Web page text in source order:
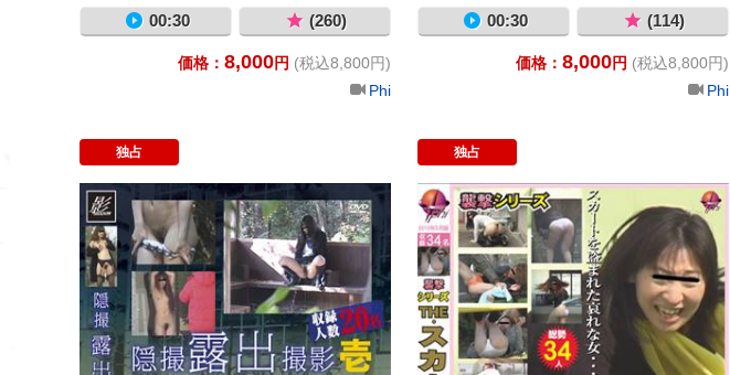
00:30 (260)
価格： 8,000円 (税込8,800円)
Phi
00:30 (114)
価格： 8,000円 (税込8,800円)
Phi
独占
隠撮 露出撮影 壱
独占